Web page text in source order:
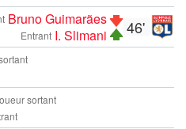
46'
Bruno Guimarães
Entrant I. Slimani
sortant